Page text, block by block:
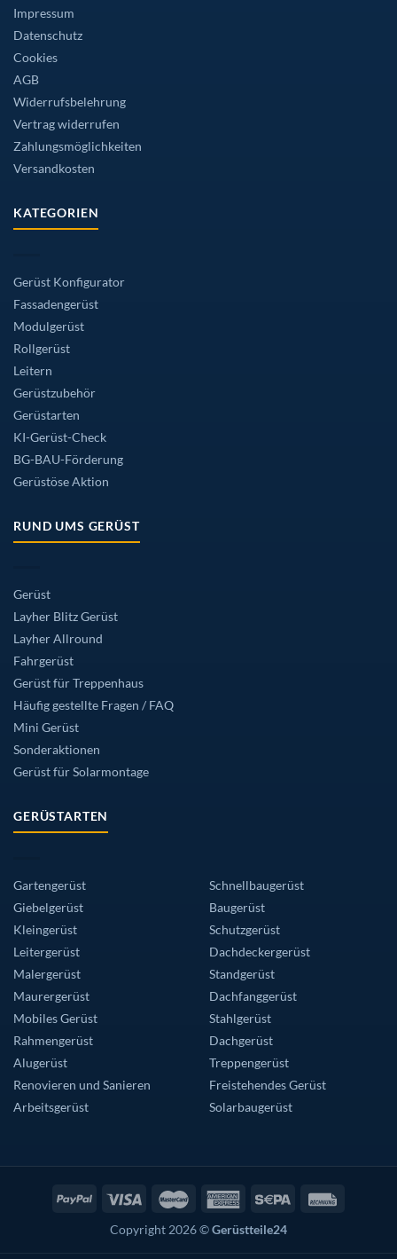
Impressum
Datenschutz
Cookies
AGB
Widerrufsbelehrung
Vertrag widerrufen
Zahlungsmöglichkeiten
Versandkosten
KATEGORIEN
Gerüst Konfigurator
Fassadengerüst
Modulgerüst
Rollgerüst
Leitern
Gerüstzubehör
Gerüstarten
KI-Gerüst-Check
BG-BAU-Förderung
Gerüstöse Aktion
RUND UMS GERÜST
Gerüst
Layher Blitz Gerüst
Layher Allround
Fahrgerüst
Gerüst für Treppenhaus
Häufig gestellte Fragen / FAQ
Mini Gerüst
Sonderaktionen
Gerüst für Solarmontage
GERÜSTARTEN
Gartengerüst
Giebelgerüst
Kleingerüst
Leitergerüst
Malergerüst
Maurergerüst
Mobiles Gerüst
Rahmengerüst
Alugerüst
Renovieren und Sanieren
Arbeitsgerüst
Schnellbaugerüst
Baugerüst
Schutzgerüst
Dachdeckergerüst
Standgerüst
Dachfanggerüst
Stahlgerüst
Dachgerüst
Treppengerüst
Freistehendes Gerüst
Solarbaugerüst
Copyright 2026 ©Gerüstteile24